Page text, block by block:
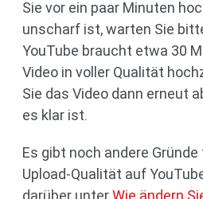
Sie vor ein paar Minuten
unscharf ist, warten Sie
YouTube braucht etwa 30
Video in voller Qualität
Sie das Video dann erneut
es klar ist.
Es gibt noch andere
Upload-Qualität auf
darüber unterWie ändern